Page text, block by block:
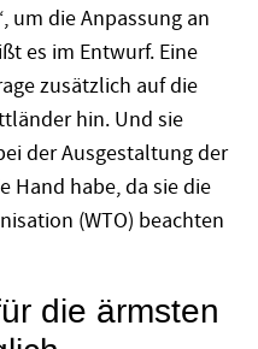
um die Anpassung an
es im Entwurf. Eine
zusätzlich auf die
hin. Und sie
der Ausgestaltung der
Hand habe, da sie die
(WTO) beachten
die ärmsten